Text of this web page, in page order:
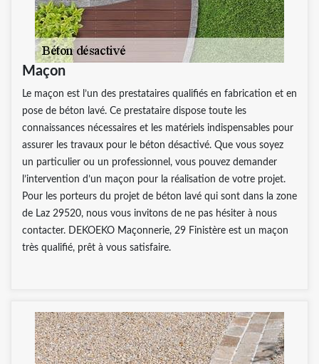
Maçon
Le maçon est l’un des prestataires qualifiés en fabrication et en
pose de béton lavé. Ce prestataire dispose toute les
connaissances nécessaires et les matériels indispensables pour
assurer les travaux pour le béton désactivé. Que vous soyez
un particulier ou un professionnel, vous pouvez demander
l’intervention d’un maçon pour la réalisation de votre projet.
Pour les porteurs du projet de béton lavé qui sont dans la zone
de Laz 29520, nous vous invitons de ne pas hésiter à nous
contacter. DEKOEKO Maçonnerie, 29 Finistère est un maçon
très qualifié, prêt à vous satisfaire.